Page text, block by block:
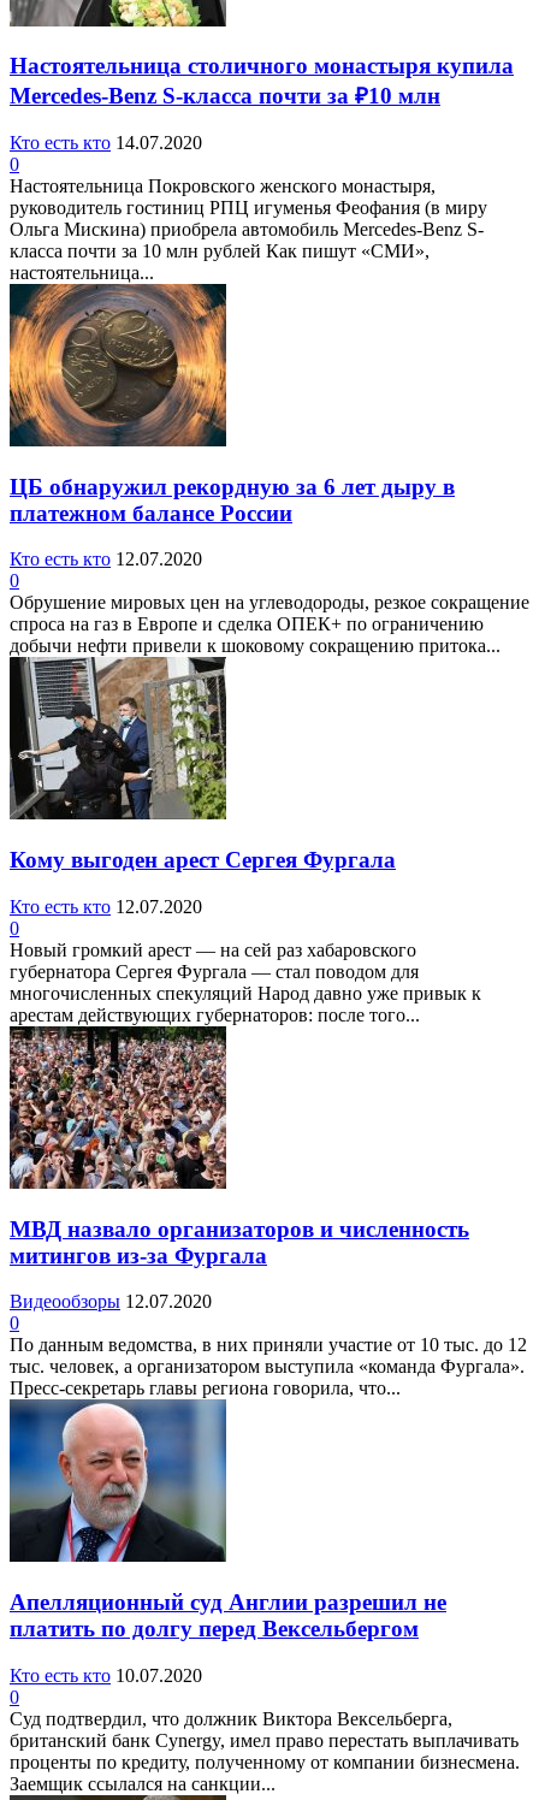
Настоятельница столичного монастыря купила
Mercedes-Benz S-класса почти за ₽10 млн
Кто есть кто 14.07.2020
0
Настоятельница Покровского женского монастыря,
руководитель гостиниц РПЦ игуменья Феофания (в миру
Ольга Мискина) приобрела автомобиль Mercedes-Benz S-
класса почти за 10 млн рублей Как пишут «СМИ»,
настоятельница...
ЦБ обнаружил рекордную за 6 лет дыру в
платежном балансе России
Кто есть кто 12.07.2020
0
Обрушение мировых цен на углеводороды, резкое сокращение
спроса на газ в Европе и сделка ОПЕК+ по ограничению
добычи нефти привели к шоковому сокращению притока...
Кому выгоден арест Сергея Фургала
Кто есть кто 12.07.2020
0
Новый громкий арест — на сей раз хабаровского
губернатора Сергея Фургала — стал поводом для
многочисленных спекуляций Народ давно уже привык к
арестам действующих губернаторов: после того...
МВД назвало организаторов и численность
митингов из-за Фургала
Видеообзоры 12.07.2020
0
По данным ведомства, в них приняли участие от 10 тыс. до 12
тыс. человек, а организатором выступила «команда Фургала».
Пресс-секретарь главы региона говорила, что...
Апелляционный суд Англии разрешил не
платить по долгу перед Вексельбергом
Кто есть кто 10.07.2020
0
Суд подтвердил, что должник Виктора Вексельберга,
британский банк Cynergy, имел право перестать выплачивать
проценты по кредиту, полученному от компании бизнесмена.
Заемщик ссылался на санкции...